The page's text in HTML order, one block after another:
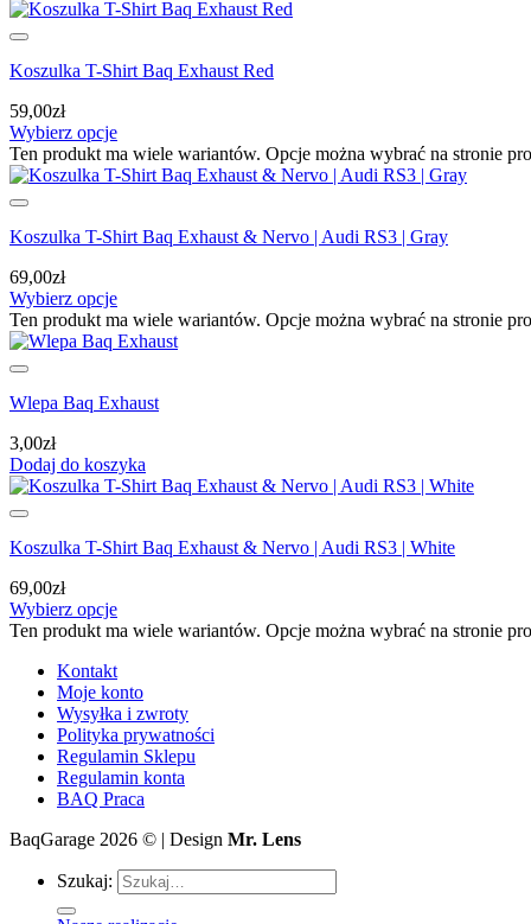
Koszulka T-Shirt Baq Exhaust Red
59,00zł
Wybierz opcje
Ten produkt ma wiele wariantów. Opcje można wybrać na stronie
Koszulka T-Shirt Baq Exhaust & Nervo | Audi RS3 | Gray
69,00zł
Wybierz opcje
Ten produkt ma wiele wariantów. Opcje można wybrać na stronie
Wlepa Baq Exhaust
3,00zł
Dodaj do koszyka
Koszulka T-Shirt Baq Exhaust & Nervo | Audi RS3 | White
69,00zł
Wybierz opcje
Ten produkt ma wiele wariantów. Opcje można wybrać na stronie
Kontakt
Moje konto
Wysyłka i zwroty
Polityka prywatności
Regulamin Sklepu
Regulamin konta
BAQ Praca
BaqGarage 2026 © | Design Mr. Lens
Szukaj: